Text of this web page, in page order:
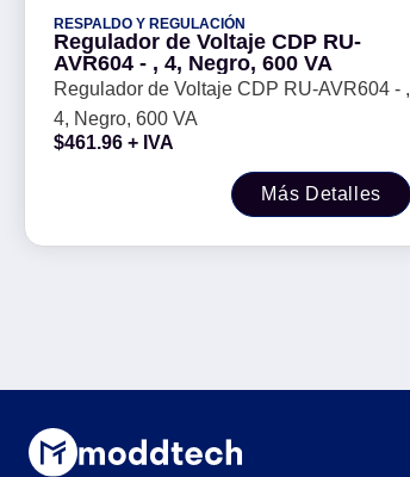
RESPALDO Y REGULACIÓN
Regulador de Voltaje CDP RU-
AVR604 - , 4, Negro, 600 VA
Regulador de Voltaje CDP RU-AVR604 - ,
4, Negro, 600 VA
$461.96 + IVA
Más Detalles